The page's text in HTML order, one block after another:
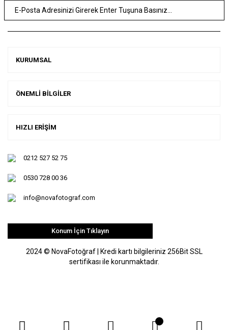
KURUMSAL
ÖNEMLİ BİLGİLER
HIZLI ERİŞİM
0212 527 52 75
0530 728 00 36
info@novafotograf.com
Konum İçin Tıklayın
2024 © NovaFotoğraf | Kredi kartı bilgileriniz 256Bit SSL
sertifikası ile korunmaktadır.